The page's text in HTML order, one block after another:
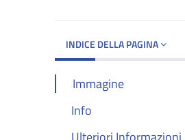
INDICE DELLA PAGINA
Immagine
Info